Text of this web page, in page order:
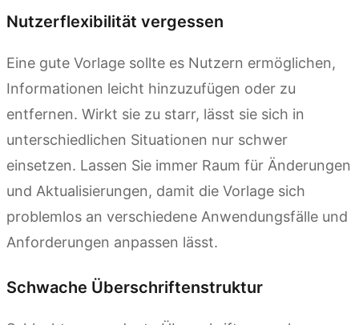
Nutzerflexibilität vergessen
Eine gute Vorlage sollte es Nutzern ermöglichen,
Informationen leicht hinzuzufügen oder zu
entfernen. Wirkt sie zu starr, lässt sie sich in
unterschiedlichen Situationen nur schwer
einsetzen. Lassen Sie immer Raum für Änderungen
und Aktualisierungen, damit die Vorlage sich
problemlos an verschiedene Anwendungsfälle und
Anforderungen anpassen lässt.
Schwache Überschriftenstruktur